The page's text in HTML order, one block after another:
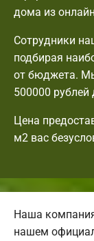
дома из
Сотрудники
подбирая
от бюджета.
500000
Цена
м2 вас
Наша
нашем